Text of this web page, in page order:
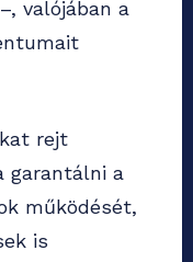
valójában a
rejt
garantálni a
működését,
is